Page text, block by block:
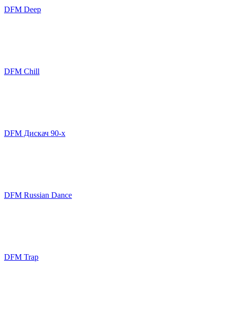
DFM Deep
DFM Chill
DFM Дискач 90-х
DFM Russian Dance
DFM Trap